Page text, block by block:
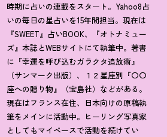
時期に占いの連載をスタート。Yahoo8占
いの毎日の星占いを15年間担当。現在は
『SWEET』占いBOOK、『オトナミュー
ズ』本誌とWEBサイトにて執筆中。著書
に『幸運を呼び込むガラクタ追放術』
（サンマーク出版）、１２星座別『〇〇
座への贈り物』（宝島社）などがある。
現在はフランス在住、日本向けの原稿執
筆をメインに活動中。ヒーリング写真家
としてもマイペースで活動を続けてい